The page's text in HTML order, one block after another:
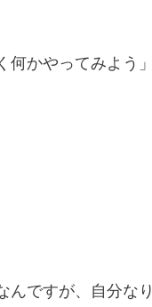
かやってみよう」
んですが、自分なり